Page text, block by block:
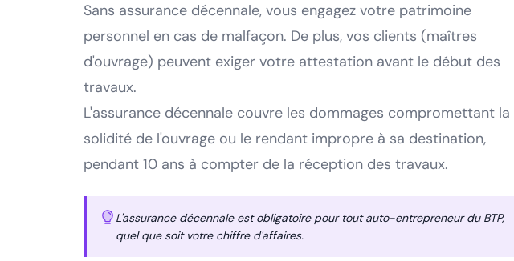
Sans assurance décennale, vous engagez votre patrimoine
personnel en cas de malfaçon. De plus, vos clients (maîtres
d'ouvrage) peuvent exiger votre attestation avant le début des
travaux.
L'assurance décennale couvre les dommages compromettant la
solidité de l'ouvrage ou le rendant impropre à sa destination,
pendant 10 ans à compter de la réception des travaux.
L'assurance décennale est obligatoire pour tout auto-entrepreneur du BTP,
quel que soit votre chiffre d'affaires.